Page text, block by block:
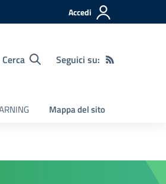
Accedi
Cerca Seguici su:
Mappa del sito